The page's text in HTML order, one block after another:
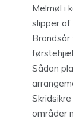
Melmøl i
slipper af
Brandsår
Sådan
områder